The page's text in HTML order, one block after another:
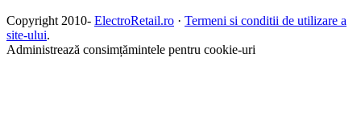
Copyright 2010- ElectroRetail.ro · Termeni si conditii de utilizare a
site-ului.
Administrează consimțămintele pentru cookie-uri